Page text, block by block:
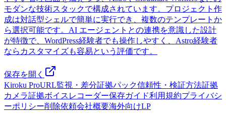
モダンな技術スタックで構成されています。プロジェクト作
成は対話型シェルで簡単に実行でき、複数のテンプレートか
ら選択可能です。AI エージェントとの連携を意識した設計
が特徴で、WordPress経験者でも操作しやすく、Astro経験者
ならカスタマイズも容易という評価です。
保存を開く
Kiroku ProURL監視・差分証拠パック信頼性・検証方法証拠
カメラ証拠ボイスレコーダー保存ガイド利用規約プライバシ
ーポリシー削除依頼会社概要海外向けLP